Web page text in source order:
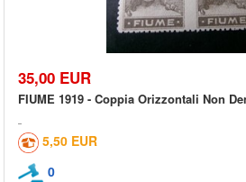
35,00 EUR
FIUME 1919 - Coppia Orizzontali Non
5,50 EUR
0